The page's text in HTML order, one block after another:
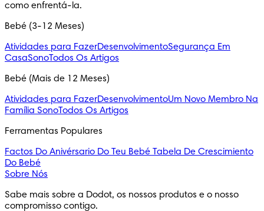
como enfrentá-la.
Bebé (3-12 Meses)
Atividades para FazerDesenvolvimentoSegurança Em
CasaSonoTodos Os Artigos
Bebé (Mais de 12 Meses)
Atividades para FazerDesenvolvimentoUm Novo Membro Na
Família SonoTodos Os Artigos
Ferramentas Populares
Factos Do Anivérsario Do Teu Bebé Tabela De Crescimiento
Do Bebé
Sobre Nós
Sabe mais sobre a Dodot, os nossos produtos e o nosso
compromisso contigo.